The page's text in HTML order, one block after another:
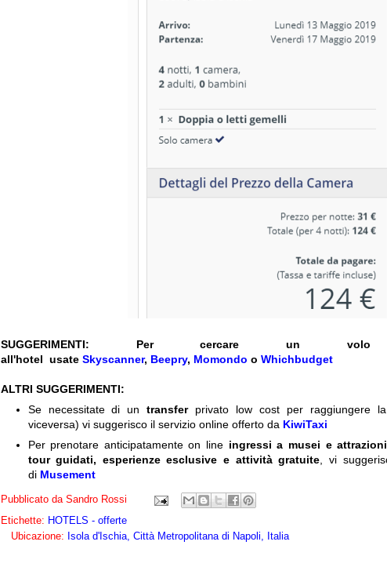
SUGGERIMENTI:
Per cercare un volo
all'hotel usate Skyscanner, Beepry, Momondo o Whichbudget
ALTRI SUGGERIMENTI:
Se necessitate di untransfer privato low cost per raggiungere
viceversa) vi suggerisco il servizio online offerto da KiwiTaxi
Per prenotare anticipatamente on line ingressi a musei e
tour guidati, esperienze esclusive e attività gratuite , vi
di Musement
Pubblicato da Sandro Rossi
Etichette: HOTELS - offerte
Ubicazione:
Isola d'Ischia, Città Metropolitana di Napoli, Italia